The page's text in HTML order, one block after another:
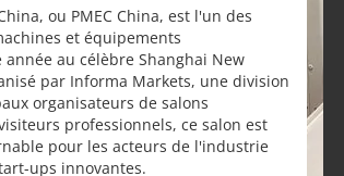
ou PMEC China, est l'un des
et équipements
au célèbre Shanghai New
par Informa Markets, une division
organisateurs de salons
professionnels, ce salon est
pour les acteurs de l'industrie
ups innovantes.